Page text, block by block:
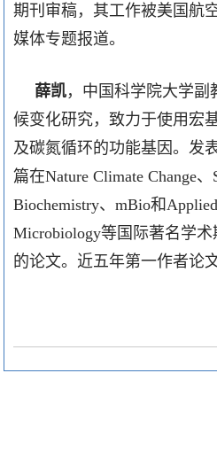
期刊审稿，其工作被美国航
媒体专题报道。
薛凯，中国科学院大学
候变化研究，致力于使用宏
及碳氮循环的功能基因。发
篇在Nature Climate Change、
Biochemistry、 mBio和
Microbiology等国际著名学
的论文。近五年第一作者论